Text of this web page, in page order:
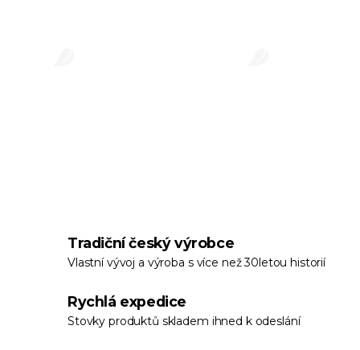
Tradiční český výrobce
Vlastní vývoj a výroba s více než 30letou historií
Rychlá expedice
Stovky produktů skladem ihned k odeslání